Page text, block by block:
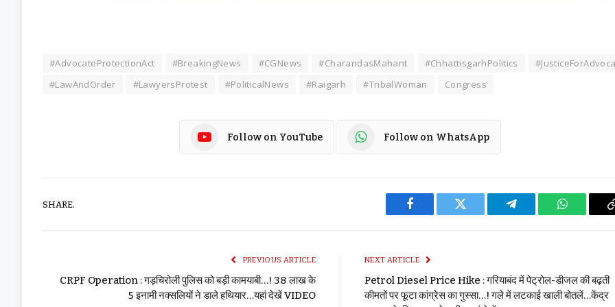
#AdvocateProtectionAct #BreakingNews #CGNews #CharandasMahant #ChhattisgarhPolitics
#LawAndOrder
#LawyersProtest #PoliticalNews #Raigarh #TribalWoman Congress
Follow on YouTube Follow on WhatsApp
SHARE.
Facebook Twitter Telegram WhatsApp
PREVIOUS ARTICLE
CRPF Operation : गड़चिरोली पुलिस को बड़ी कामयाबी…! ₹38 लाख के
5 इनामी नक्सलियों ने डाले हथियार…यहां देखें VIDEO
NEXT ARTICLE
Petrol Diesel Price Hike : गरियाबंद में पेट्रोल-डीजल की बढ़ती
कीमतों पर फूटा कांग्रेस का गुस्सा…! गले में लटकाई खाली बोतलें…केंद्र